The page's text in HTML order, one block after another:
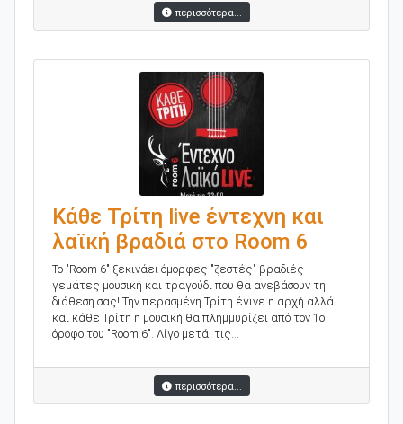
περισσότερα...
Κάθε Τρίτη live έντεχνη και
λαϊκή βραδιά στο Room 6
Το "Room 6" ξεκινάει όμορφες "ζεστές" βραδιές
γεμάτες μουσική και τραγούδι που θα ανεβάσουν τη
διάθεση σας! Την περασμένη Τρίτη έγινε η αρχή αλλά
και κάθε Τρίτη η μουσική θα πλημμυρίζει από τον 1ο
όροφο του "Room 6". Λίγο μετά τις...
περισσότερα...